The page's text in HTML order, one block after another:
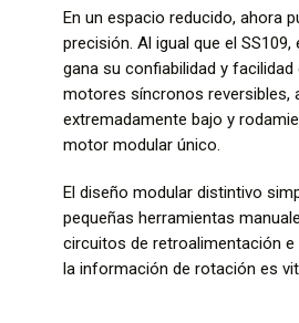
En un espacio reducido, ahora
precisión. Al igual que el SS109,
gana su confiabilidad y
motores síncronos reversibles,
extremadamente bajo y
motor modular único.
El diseño modular distintivo
pequeñas herramientas
circuitos de retroalimentación
la información de rotación es